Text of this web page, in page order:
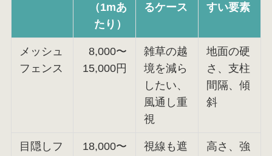
（1mあ
たり）
るケース
すい要素
メッシュ
フェンス
8,000〜
15,000円
雑草の越
境を減ら
したい、
風通し重
視
地面の硬
さ、支柱
間隔、傾
斜
目隠しフ
18,000〜
視線も遮
高さ、強